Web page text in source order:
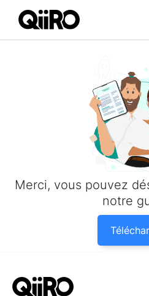
Webflow Homepage
Merci, vous pouvez
notre